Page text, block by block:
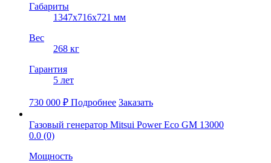
Габариты
1347х716х721 мм
Вес
268 кг
Гарантия
5 лет
730 000 ₽ Подробнее Заказать
Газовый генератор Mitsui Power Eco GM 13000
0.0 (0)
Мощность